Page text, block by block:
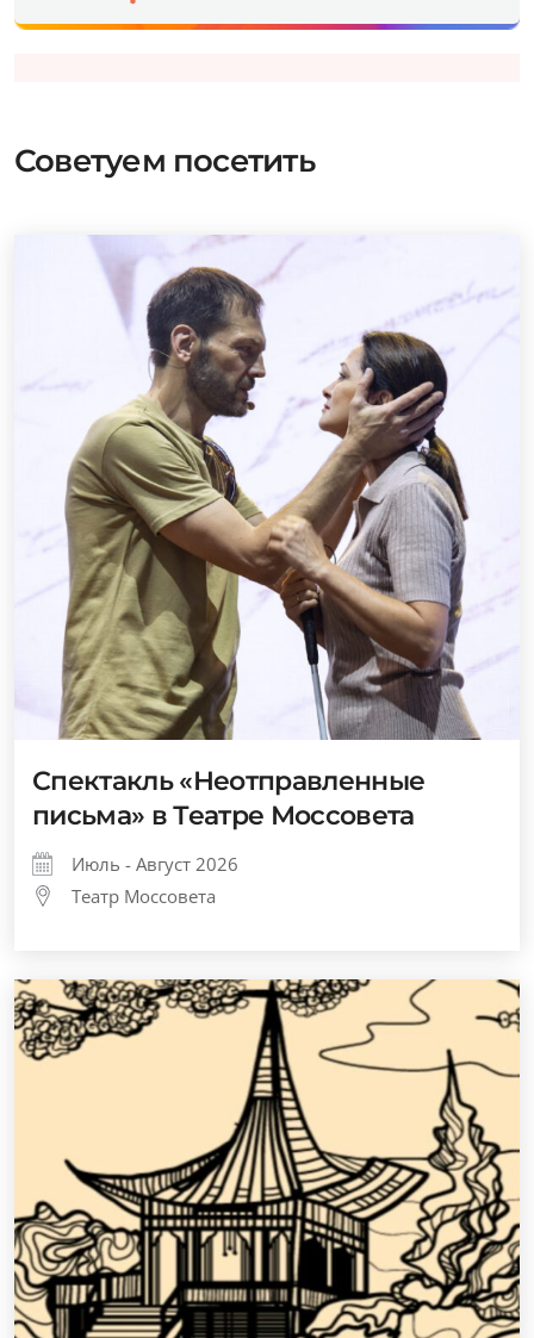
Советуем посетить
Спектакль «Неотправленные
письма» в Театре Моссовета
Июль - Август 2026
Театр Моссовета